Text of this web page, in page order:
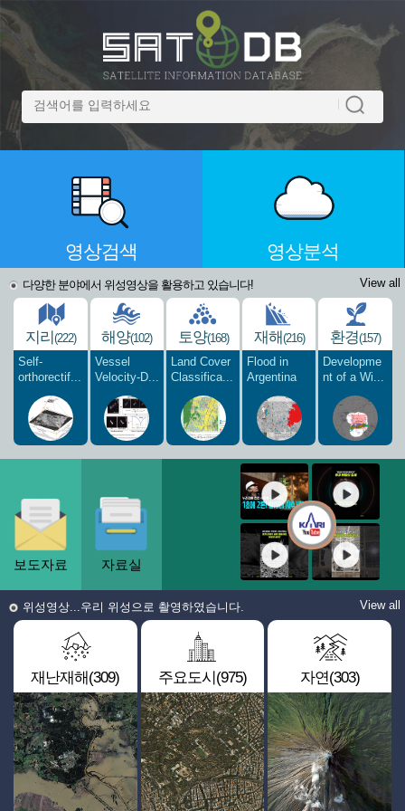
영상검색 영상분석
다양한 분야에서 위성영상을 활용하고 있습니다! View all
지리(222)
Self-
orthorectif...
해양(102)
Vessel
Velocity-D...
토양(168)
Land Cover
Classifica...
재해(216)
Flood in
Argentina
환경(157)
Developme
nt of a Wi...
보도자료 자료실
위성영상...우리 위성으로 촬영하였습니다. View all
재난재해(309) 주요도시(975) 자연(303)